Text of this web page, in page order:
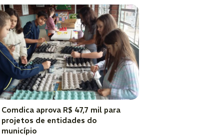
Comdica aprova R$ 47,7 mil para
projetos de entidades do
município